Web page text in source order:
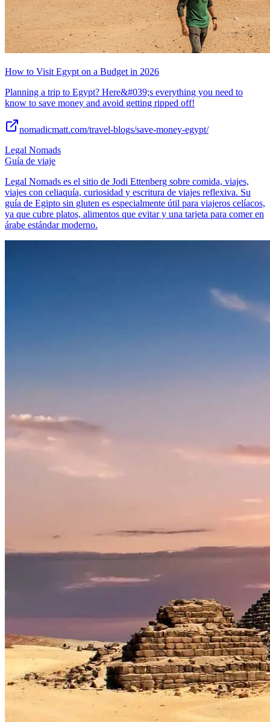
How to Visit Egypt on a Budget in 2026
Planning a trip to Egypt? Here&#039;s everything you need to
know to save money and avoid getting ripped off!
nomadicmatt.com/travel-blogs/save-money-egypt/
Legal Nomads
Guía de viaje
Legal Nomads es el sitio de Jodi Ettenberg sobre comida, viajes,
viajes con celiaquía, curiosidad y escritura de viajes reflexiva. Su
guía de Egipto sin gluten es especialmente útil para viajeros celíacos,
ya que cubre platos, alimentos que evitar y una tarjeta para comer en
árabe estándar moderno.